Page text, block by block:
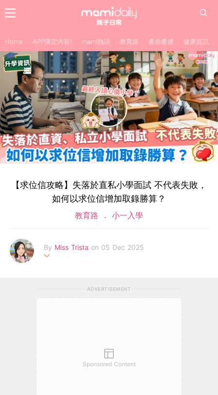
Home APP限定內容! mami熱話 教育路 產前產後 健康資訊
【求位信攻略】失落於直私小學面試 不代表失敗，
如何以求位信增加取錄勝算？
教育路 小一入學
By Miss Trista on 05 Dec 2025
ADVERTISEMENT
Sponsored Content